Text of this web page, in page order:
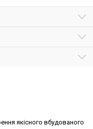
якісного вбудованого